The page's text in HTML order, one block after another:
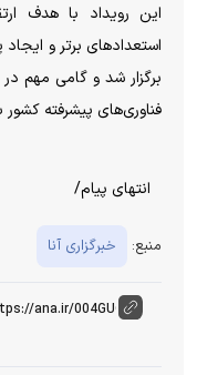
این رویداد با هدف
استعداد‌های برتر و
برگزار شد و گامی مهم
فناوری‌های پیشرفته
انتهای پیام/
منبع: خبرگزاری آنا